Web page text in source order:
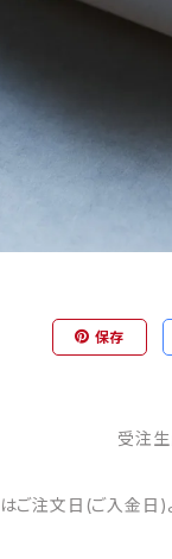
保存
受注生
ご注文日(ご入金日